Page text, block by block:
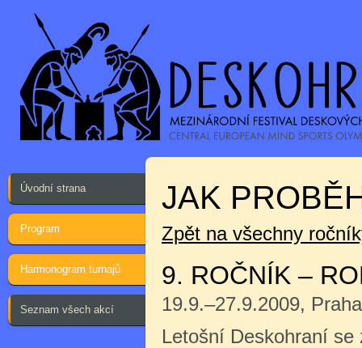
Úvodní strana
Program
Harmonogram turnajů
Seznam všech akcí
JAK
Zpět na všechny
9. ROČNÍK –
19.9.–27.9.2009,
Letošní Deskohraní se